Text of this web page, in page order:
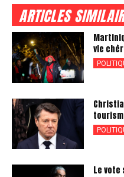
ARTICLES
vie
Le vote